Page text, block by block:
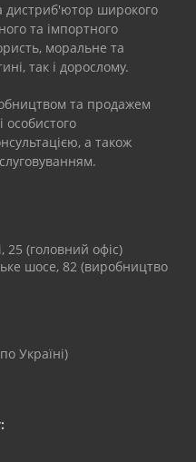
дистриб'ютор широкого
та імпортного
моральне та
так і дорослому.
та продажем
особистого
а також
25 (головний офіс)
шосе, 82 (виробництво
Україні)